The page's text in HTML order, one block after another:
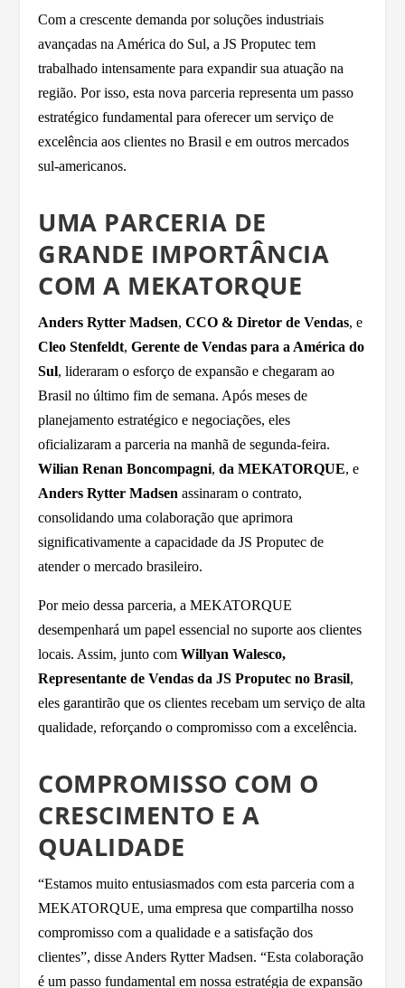
Com a crescente demanda por soluções industriais
avançadas na América do Sul, a JS Proputec tem
trabalhado intensamente para expandir sua atuação na
região. Por isso, esta nova parceria representa um passo
estratégico fundamental para oferecer um serviço de
excelência aos clientes no Brasil e em outros mercados
sul-americanos.
UMA PARCERIA DE
GRANDE IMPORTÂNCIA
COM A MEKATORQUE
Anders Rytter Madsen,CCO & Diretor de Vendas, e
Cleo Stenfeldt,Gerente de Vendas para a América do
Sul, lideraram o esforço de expansão e chegaram ao
Brasil no último fim de semana. Após meses de
planejamento estratégico e negociações, eles
oficializaram a parceria na manhã de segunda-feira.
Wilian Renan Boncompagni,da MEKATORQUE, e
Anders Rytter Madsen assinaram o contrato,
consolidando uma colaboração que aprimora
significativamente a capacidade da JS Proputec de
atender o mercado brasileiro.
Por meio dessa parceria, a MEKATORQUE
desempenhará um papel essencial no suporte aos clientes
locais. Assim, junto comWillyan Walesco,
Representante de Vendas da JS Proputec no Brasil,
eles garantirão que os clientes recebam um serviço de alta
qualidade, reforçando o compromisso com a excelência.
COMPROMISSO COM O
CRESCIMENTO E A
QUALIDADE
“Estamos muito entusiasmados com esta parceria com a
MEKATORQUE, uma empresa que compartilha nosso
compromisso com a qualidade e a satisfação dos
clientes”, disse Anders Rytter Madsen. “Esta colaboração
é um passo fundamental em nossa estratégia de expansão